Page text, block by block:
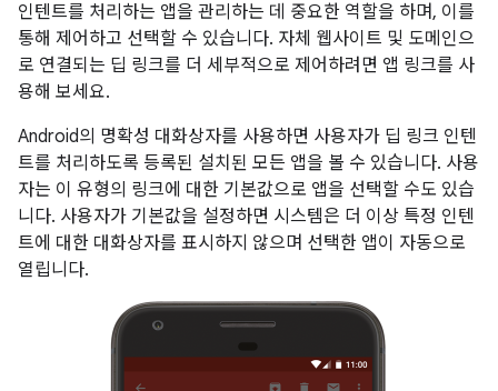
인텐트를 처리하는 앱을 관리하는 데 중요한 역할을 하며, 이를
통해 제어하고 선택할 수 있습니다. 자체 웹사이트 및 도메인으
로 연결되는 딥 링크를 더 세부적으로 제어하려면 앱 링크를 사
용해 보세요.
Android의 명확성 대화상자를 사용하면 사용자가 딥 링크 인텐
트를 처리하도록 등록된 설치된 모든 앱을 볼 수 있습니다. 사용
자는 이 유형의 링크에 대한 기본값으로 앱을 선택할 수도 있습
니다. 사용자가 기본값을 설정하면 시스템은 더 이상 특정 인텐
트에 대한 대화상자를 표시하지 않으며 선택한 앱이 자동으로
열립니다.